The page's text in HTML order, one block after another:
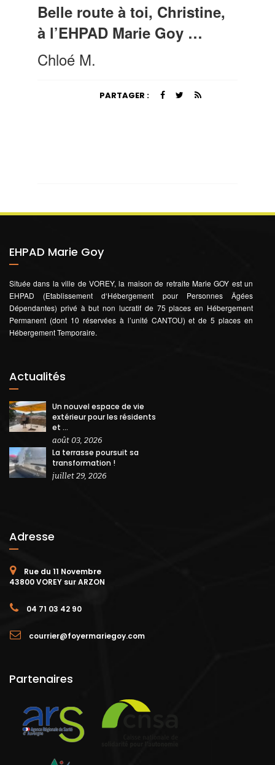
Belle route à toi, Christine,
à l’EHPAD Marie Goy …
Chloé M.
PARTAGER :
EHPAD Marie Goy
Située dans la ville de VOREY, la maison de retraite Marie GOY est un
EHPAD (Etablissement d‘Hébergement pour Personnes Âgées
Dépendantes) privé à but non lucratif de 75 places en Hébergement
Permanent (dont 10 réservées à l’unité CANTOU) et de 5 places en
Hébergement Temporaire.
Actualités
Un nouvel espace de vie
extérieur pour les résidents
et ...
août 03, 2026
La terrasse poursuit sa
transformation !
juillet 29, 2026
Adresse
Rue du 11 Novembre
43800 VOREY sur ARZON
04 71 03 42 90
courrier@foyermariegoy.com
Partenaires